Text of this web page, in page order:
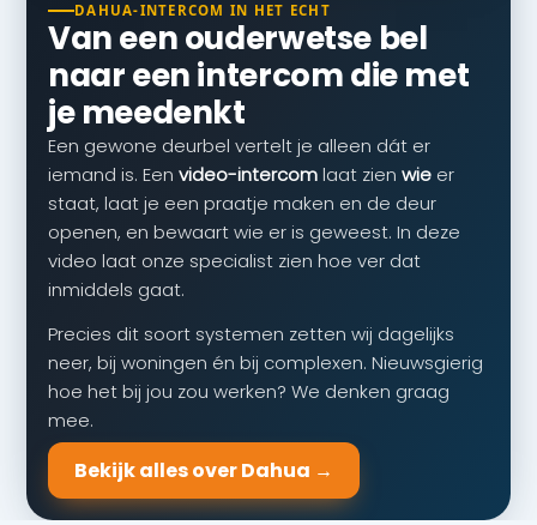
DAHUA-INTERCOM IN HET ECHT
Van een ouderwetse bel
naar een intercom die met
je meedenkt
Een gewone deurbel vertelt je alleen dát er
iemand is. Een video-intercomlaat zien wie er
staat, laat je een praatje maken en de deur
openen, en bewaart wie er is geweest. In deze
video laat onze specialist zien hoe ver dat
inmiddels gaat.
Precies dit soort systemen zetten wij dagelijks
neer, bij woningen én bij complexen. Nieuwsgierig
hoe het bij jou zou werken? We denken graag
mee.
Bekijk alles over Dahua →